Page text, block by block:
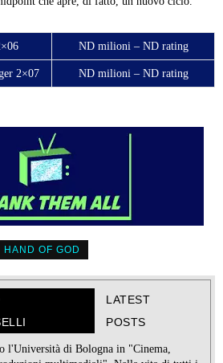
ND milioni – ND rating
2×07 ND milioni – ND rating
HAND OF GOD
LATEST
POSTS
l'Università di Bologna in "Cinema,